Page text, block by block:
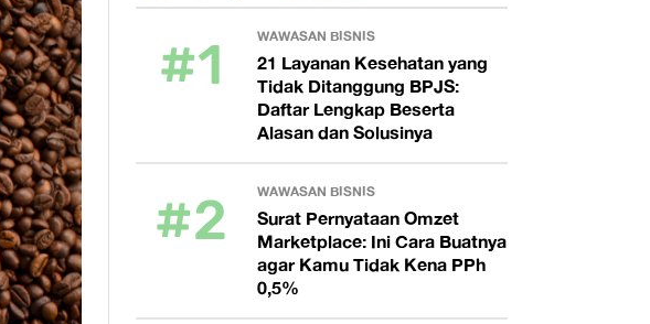
#1 WAWASAN BISNIS
21 Layanan Kesehatan yang
Tidak Ditanggung BPJS:
Daftar Lengkap Beserta
Alasan dan Solusinya
#2 WAWASAN BISNIS
Surat Pernyataan Omzet
Marketplace: Ini Cara Buatnya
agar Kamu Tidak Kena PPh
0,5%